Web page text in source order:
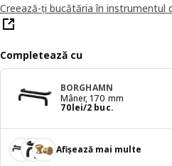
Creează-ți bucătăria în instrumentul
Completează cu
BORGHAMN
Mâner, 170 mm
70lei/2 buc.
Preț 70lei/2 buc.
Afișează mai multe